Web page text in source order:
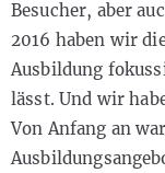
Besucher, aber
2016 haben wir
Ausbildung
lässt. Und wir
Von Anfang an